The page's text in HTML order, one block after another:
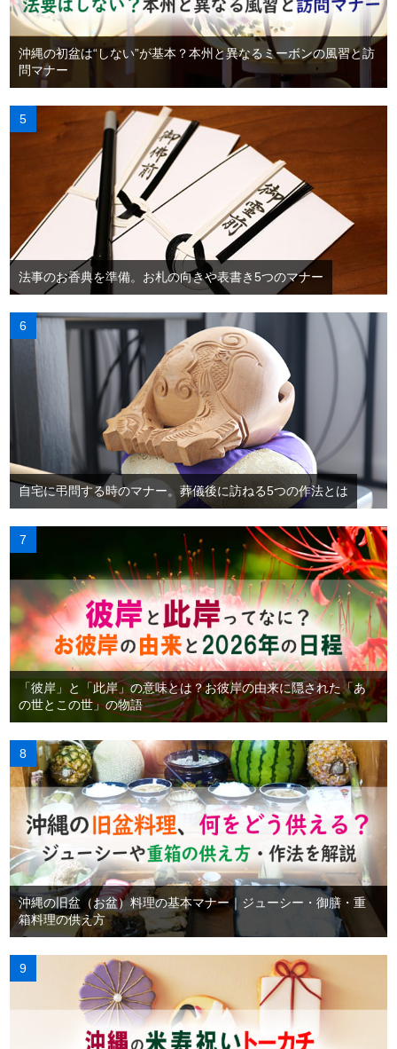
沖縄の初盆は“しない”が基本？本州と異なるミーボンの風習と訪
問マナー
法事のお香典を準備。お札の向きや表書き5つのマナー
自宅に弔問する時のマナー。葬儀後に訪ねる5つの作法とは
「彼岸」と「此岸」の意味とは？お彼岸の由来に隠された「あ
の世とこの世」の物語
沖縄の旧盆（お盆）料理の基本マナー｜ジューシー・御膳・重
箱料理の供え方